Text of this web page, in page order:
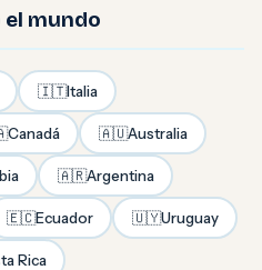
el mundo
🇮🇹Italia
Canadá 🇦🇺Australia
🇦🇷Argentina
🇪🇨Ecuador 🇺🇾Uruguay
Rica